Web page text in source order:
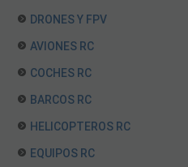
DRONES Y FPV
AVIONES RC
COCHES RC
BARCOS RC
HELICOPTEROS RC
EQUIPOS RC